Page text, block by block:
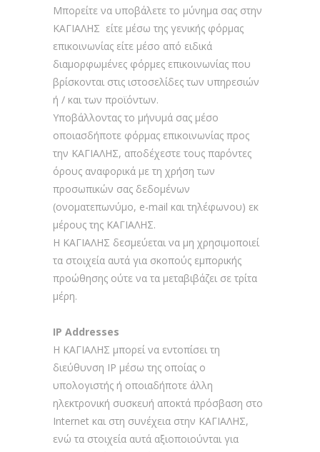
Μπορείτε να υποβάλετε το μύνημα σας στην
ΚΑΓΙΑΛΗΣ είτε μέσω της γενικής φόρμας
επικοινωνίας είτε μέσο από ειδικά
διαμορφωμένες φόρμες επικοινωνίας που
βρίσκονται στις ιστοσελίδες των υπηρεσιών
ή / και των προϊόντων.
Υποβάλλοντας το μήνυμά σας μέσο
οποιασδήποτε φόρμας επικοινωνίας προς
την ΚΑΓΙΑΛΗΣ, αποδέχεστε τους παρόντες
όρους αναφορικά με τη χρήση των
προσωπικών σας δεδομένων
(ονοματεπωνύμο, e-mail και τηλέφωνου) εκ
μέρους της ΚΑΓΙΑΛΗΣ.
Η ΚΑΓΙΑΛΗΣ δεσμεύεται να μη χρησιμοποιεί
τα στοιχεία αυτά για σκοπούς εμπορικής
προώθησης ούτε να τα μεταβιβάζει σε τρίτα
μέρη.
IP Addresses
Η ΚΑΓΙΑΛΗΣ μπορεί να εντοπίσει τη
διεύθυνση IP μέσω της οποίας ο
υπολογιστής ή οποιαδήποτε άλλη
ηλεκτρονική συσκευή αποκτά πρόσβαση στο
Internet και στη συνέχεια στην ΚΑΓΙΑΛΗΣ,
ενώ τα στοιχεία αυτά αξιοποιούνται για